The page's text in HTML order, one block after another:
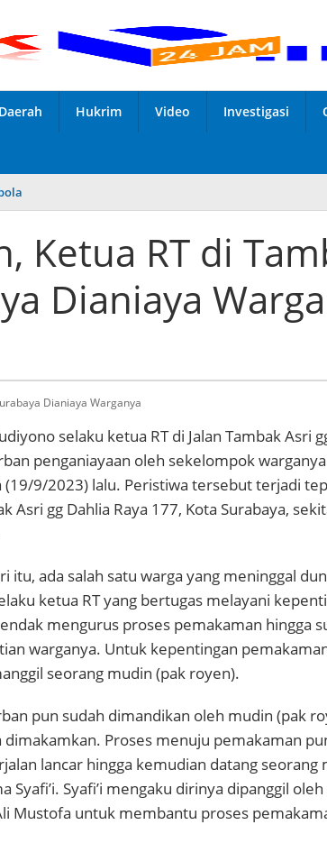
Daerah Hukrim Video Investigasi
Ketua RT di
Dianiaya
Dianiaya Warganya
selaku ketua RT di Jalan Tambak Asri
penganiayaan oleh sekelompok
(19/9/2023) lalu. Peristiwa tersebut terjadi
Asri gg Dahlia Raya 177, Kota Surabaya,
itu, ada salah satu warga yang meninggal
ketua RT yang bertugas melayani
mengurus proses pemakaman hingga
warganya. Untuk kepentingan
seorang mudin (pak royen).
pun sudah dimandikan oleh mudin (pak
dimakamkan. Proses menuju pemakaman
lancar hingga kemudian datang seorang
Syafi’i. Syafi’i mengaku dirinya dipanggil
Mustofa untuk membantu proses